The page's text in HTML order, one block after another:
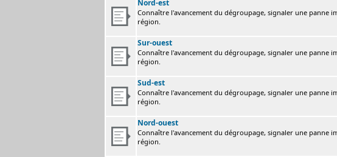
Nord-est
Connaître l'avancement du dégroupage, signaler une panne
région.
Sur-ouest
Connaître l'avancement du dégroupage, signaler une panne
région.
Sud-est
Connaître l'avancement du dégroupage, signaler une panne
région.
Nord-ouest
Connaître l'avancement du dégroupage, signaler une panne
région.